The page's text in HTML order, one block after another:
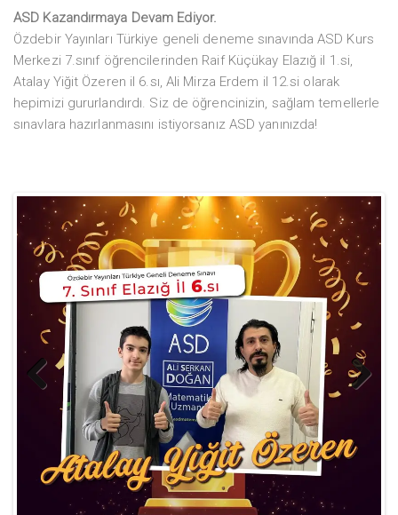
ASD Kazandırmaya Devam Ediyor.
Özdebir Yayınları Türkiye geneli deneme sınavında ASD Kurs
Merkezi 7.sınıf öğrencilerinden Raif Küçükay Elazığ il 1.si,
Atalay Yiğit Özeren il 6.sı, Ali Mirza Erdem il 12.si olarak
hepimizi gururlandırdı. Siz de öğrencinizin, sağlam temellerle
sınavlara hazırlanmasını istiyorsanız ASD yanınızda!